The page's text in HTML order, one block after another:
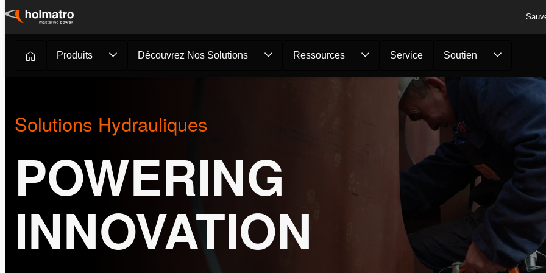
Passer
contenuProduits Découvrez Nos Solutions Ressources Service Soutien
Solutions Hydrauliques
POWERING
INNOVATION